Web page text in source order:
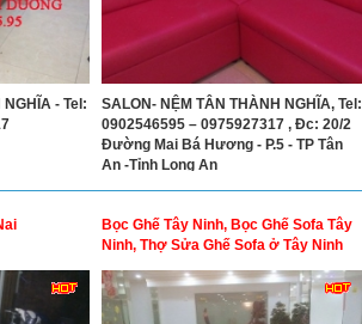
- Tel:
SALON- NỆM TÂN THÀNH NGHĨA, Tel:
0902546595 – 0975927317 , Đc: 20/2
Đường Mai Bá Hương - P.5 - TP Tân
An -Tỉnh Long An
Bọc Ghế Tây Ninh, Bọc Ghế Sofa Tây
Ninh, Thợ Sửa Ghế Sofa ở Tây Ninh